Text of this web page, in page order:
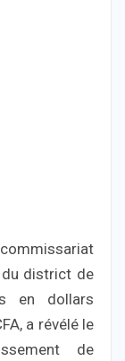
commissariat
district de
en dollars
a révélé le
de